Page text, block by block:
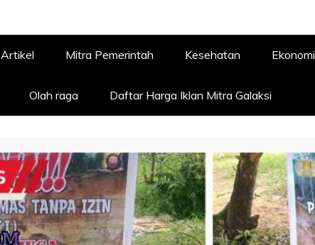
Artikel Mitra Pemerintah Kesehatan Ekonomi
Olah raga Daftar Harga Iklan Mitra Galaksi